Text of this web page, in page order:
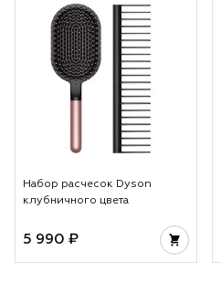
Набор расчесок Dyson
клубничного цвета
5 990 ₽